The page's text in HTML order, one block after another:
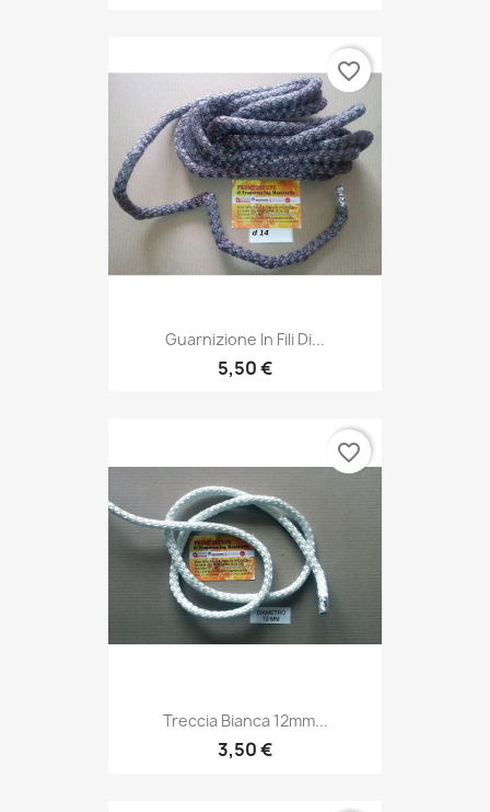
Guarnizione In Fili Di...
5,50 €
favorite_border
Treccia Bianca 12mm...
3,50 €
favorite_border